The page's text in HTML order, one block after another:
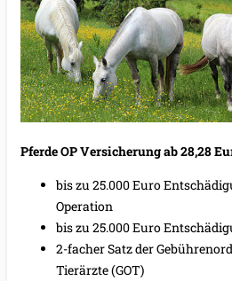
Pferde OP Versicherung ab 28,28
bis zu 25.000 Euro
Operation
bis zu 25.000 Euro
2-facher Satz der
Tierärzte (GOT)